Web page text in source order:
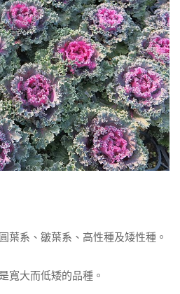
系、皺葉系、高性種及矮性種。
大而低矮的品種。